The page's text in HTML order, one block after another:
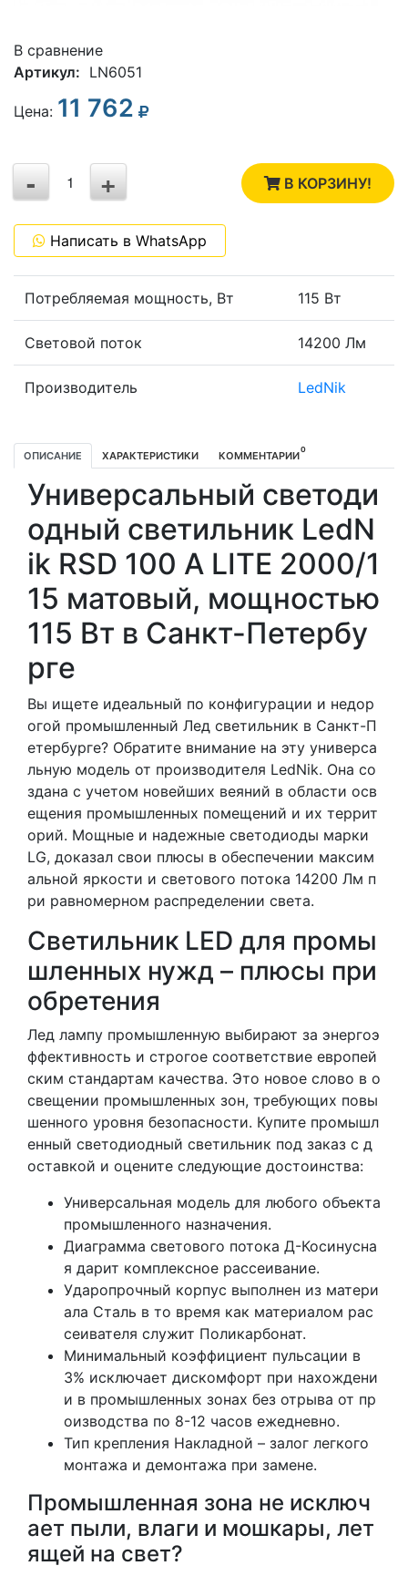
В сравнение
Артикул: LN6051
Цена: 11 762
3
1
-1
+
- В КОРЗИНУ!
Написать в WhatsApp
Потребляемая мощность, Вт 115 Вт
Световой поток 14200 Лм
Производитель LedNik
ОПИСАНИЕ ХАРАКТЕРИСТИКИ КОММЕНТАРИИ0
Универсальный светоди
одный светильник LedN
ik RSD 100 A LITE 2000/1
15 матовый, мощностью
115 Вт в Санкт-Петербу
рге
Вы ищете идеальный по конфигурации и недор
огой промышленный Лед светильник в Санкт-П
етербурге? Обратите внимание на эту универса
льную модель от производителя LedNik. Она со
здана с учетом новейших веяний в области осв
ещения промышленных помещений и их террит
орий. Мощные и надежные светодиоды марки
LG, доказал свои плюсы в обеспечении максим
альной яркости и светового потока 14200 Лм п
ри равномерном распределении света.
Светильник LED для промы
шленных нужд – плюсы при
обретения
Лед лампу промышленную выбирают за энергоэ
ффективность и строгое соответствие европей
ским стандартам качества. Это новое слово в о
свещении промышленных зон, требующих повы
шенного уровня безопасности. Купите промышл
енный светодиодный светильник под заказ с д
оставкой и оцените следующие достоинства:
Универсальная модель для любого объекта
промышленного назначения.
Диаграмма светового потока Д-Косинусна
я дарит комплексное рассеивание.
Ударопрочный корпус выполнен из матери
ала Сталь в то время как материалом рас
сеивателя служит Поликарбонат.
Минимальный коэффициент пульсации в
3% исключает дискомфорт при нахождени
и в промышленных зонах без отрыва от пр
оизводства по 8-12 часов ежедневно.
Тип крепления Накладной – залог легкого
монтажа и демонтажа при замене.
Промышленная зона не исключ
ает пыли, влаги и мошкары, лет
ящей на свет?